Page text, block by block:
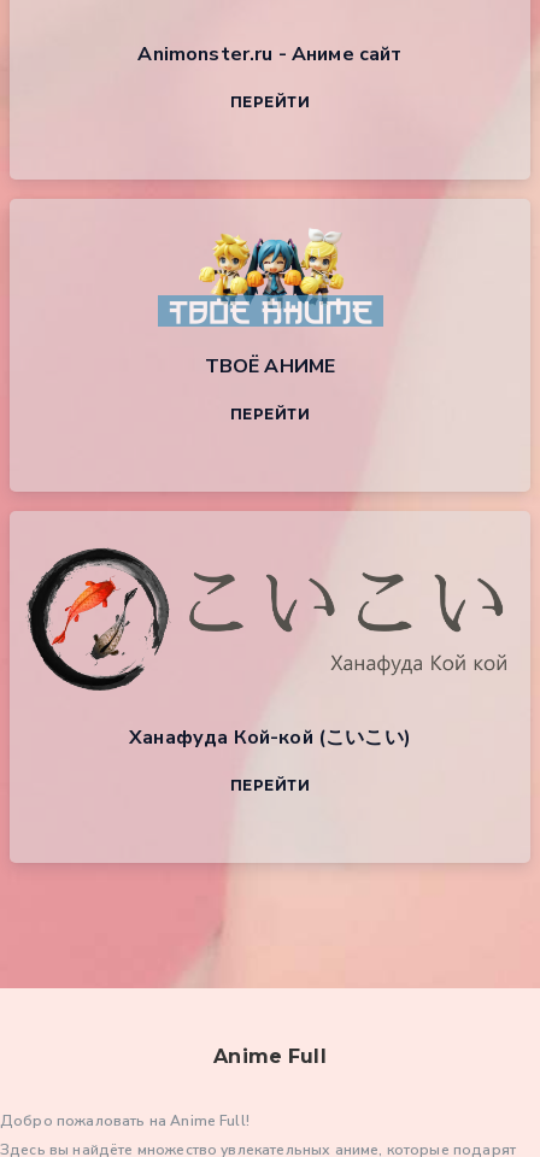
Animonster.ru - Аниме сайт
ПЕРЕЙТИ
ТВОЁ АНИМЕ
ПЕРЕЙТИ
Ханафуда Кой-кой (こいこい)
ПЕРЕЙТИ
Anime Full
Добро пожаловать на Anime Full!
Здесь вы найдёте множество увлекательных аниме, которые подарят